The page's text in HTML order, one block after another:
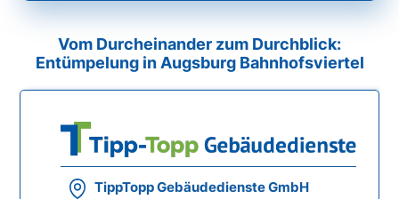
Vom Durcheinander zum Durchblick:
Entümpelung in Augsburg Bahnhofsviertel
TippTopp Gebäudedienste GmbH